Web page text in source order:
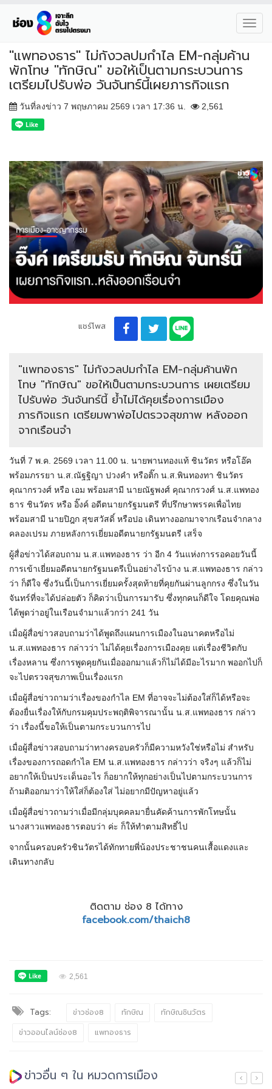
"แพทองธาร" ไม่กังวลปมกำไล EM-กลุ่มค้าน
พักโทษ "ทักษิณ" ขอให้เป็นตามกระบวนการ
เตรียมไปรับพ่อ วันจันทร์นี้เผยภารกิจแรก
วันที่ลงข่าว 7 พฤษภาคม 2569 เวลา 17:36 น. 2,561
แชร์โพส
"แพทองธาร" ไม่กังวลปมกำไล EM-กลุ่มค้านพัก
โทษ "ทักษิณ" ขอให้เป็นตามกระบวนการ เผยเตรียม
ไปรับพ่อ วันจันทร์นี้ ย้ำไม่ได้คุยเรื่องการเมือง
ภารกิจแรก เตรียมพาพ่อไปตรวจสุขภาพ หลังออก
จากเรือนจำ
วันที่ 7 พ.ค. 2569 เวลา 11.00 น. นายพานทองแท้ ชินวัตร หรือโอ๊ค
พร้อมภรรยา น.ส.ณัฐฐิญา ปวงคำ หรือติ๊ก น.ส.พินทองทา ชินวัตร
คุณากรวงศ์ หรือ เอม พร้อมสามี นายณัฐพงศ์ คุณากรวงศ์ น.ส.แพทอง
ธาร ชินวัตร หรือ อิ๊งค์ อดีตนายกรัฐมนตรี ที่ปรึกษาพรรคเพื่อไทย
พร้อมสามี นายปิฎก สุขสวัสดิ์ หรือปอ เดินทางออกมาจากเรือนจำกลาง
คลองเปรม ภายหลังการเยี่ยมอดีตนายกรัฐมนตรี เสร็จ
ผู้สื่อข่าวได้สอบถาม น.ส.แพทองธาร ว่า อีก 4 วันแห่งการรอคอยวันนี้
การเข้าเยี่ยมอดีตนายกรัฐมนตรีเป็นอย่างไรบ้าง น.ส.แพทองธาร กล่าว
ว่า ก็ดีใจ ซึ่งวันนี้เป็นการเยี่ยมครั้งสุดท้ายที่คุยกันผ่านลูกกรง ซึ่งในวัน
จันทร์ที่จะได้ปล่อยตัว ก็คิดว่าเป็นการมารับ ซึ่งทุกคนก็ดีใจ โดยคุณพ่อ
ได้พูดว่าอยู่ในเรือนจำมาแล้วกว่า 241 วัน
เมื่อผู้สื่อข่าวสอบถามว่าได้พูดถึงแผนการเมืองในอนาคตหรือไม่
น.ส.แพทองธาร กล่าวว่า ไม่ได้คุยเรื่องการเมืองคุย แต่เรื่องชีวิตกับ
เรื่องหลาน ซึ่งการพูดคุยกันเมื่อออกมาแล้วก็ไม่ได้มีอะไรมาก พออกไปก็
จะไปตรวจสุขภาพเป็นเรื่องแรก
เมื่อผู้สื่อข่าวถามว่าเรื่องของกำไล EM ที่อาจจะไม่ต้องใส่ก็ได้หรือจะ
ต้องยื่นเรื่องให้กับกรมคุมประพฤติพิจารณานั้น น.ส.แพทองธาร กล่าว
ว่า เรื่องนี้ขอให้เป็นตามกระบวนการไป
เมื่อผู้สื่อข่าวสอบถามว่าทางครอบครัวก็มีความหวังใช่หรือไม่ สำหรับ
เรื่องของการถอดกำไล EM น.ส.แพทองธาร กล่าวว่า จริงๆ แล้วก็ไม่
อยากให้เป็นประเด็นอะไร ก็อยากให้ทุกอย่างเป็นไปตามกระบวนการ
ถ้ามติออกมาว่าให้ใส่ก็ต้องใส่ ไม่อยากมีปัญหาอยู่แล้ว
เมื่อผู้สื่อข่าวถามว่าเมื่อมีกลุ่มบุคคลมายื่นคัดค้านการพักโทษนั้น
นางสาวแพทองธารตอบว่า ค่ะ ก็ให้ทำตามสิทธิ์ไป
จากนั้นครอบครัวชินวัตรได้ทักทายพี่น้องประชาชนคนเสื้อแดงและ
เดินทางกลับ
ติดตาม ช่อง 8 ได้ทาง
facebook.com/thaich8
2,561
Tags: ข่าวช่อง8 ทักษิณ
ทักษิณชินวัตร
ข่าวออนไลน์ช่อง8
แพทองธาร
ข่าวอื่น ๆ ใน หมวดการเมือง